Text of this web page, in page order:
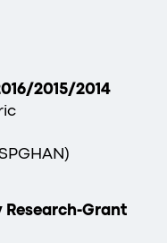
2015/2014
Grant